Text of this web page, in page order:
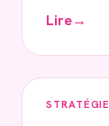
Lire→
STRATÉGIE